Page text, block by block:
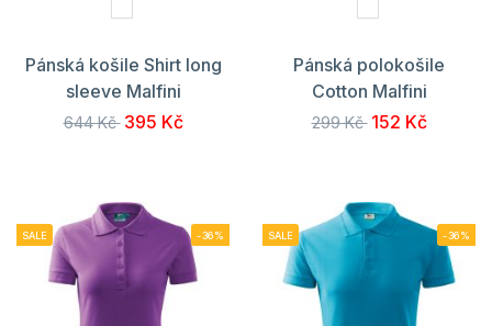
Pánská košile Shirt long
sleeve Malfini
644 Kč 395 Kč
Pánská polokošile
Cotton Malfini
299 Kč 152 Kč
SALE -36% SALE -36%